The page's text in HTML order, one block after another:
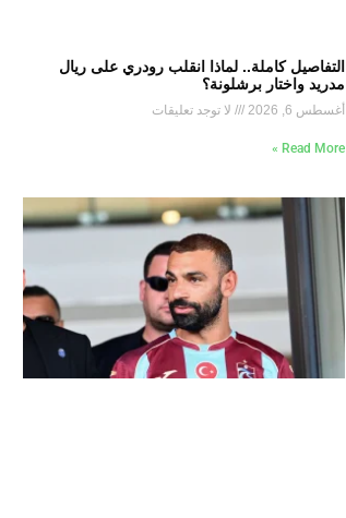
التفاصيل كاملة.. لماذا انقلب رودري على ريال
مدريد واختار برشلونة؟
أغسطس 6, 2026 لا توجد تعليقات
Read More »